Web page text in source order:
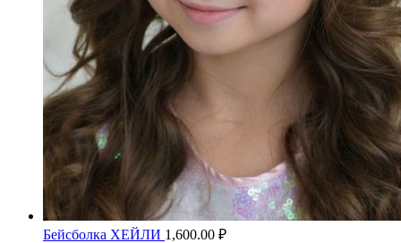
Бейсболка ХЕЙЛИ 1,600.00 ₽